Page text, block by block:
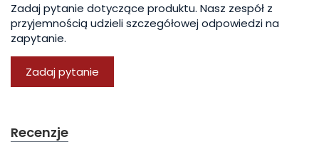
Zadaj pytanie dotyczące produktu. Nasz zespół z
przyjemnością udzieli szczegółowej odpowiedzi na
zapytanie.
Zadaj pytanie
Recenzje